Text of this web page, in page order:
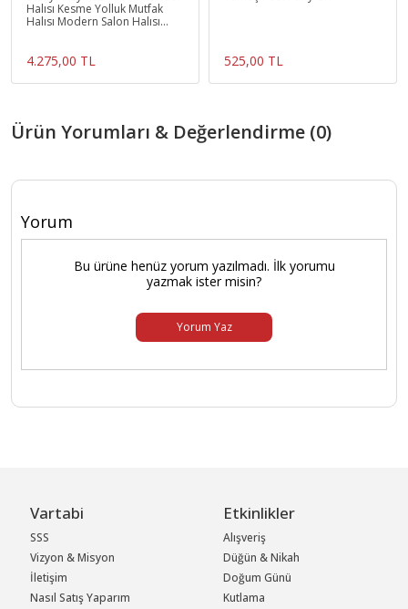
Halısı Kesme Yolluk Mutfak
Halısı Modern Salon Halısı
4.275,00 TL 525,00 TL
Ürün Yorumları & Değerlendirme (0)
Yorum
Bu ürüne henüz yorum yazılmadı. İlk yorumu
yazmak ister misin?
Yorum Yaz
Vartabi
SSS
Vizyon & Misyon
İletişim
Nasıl Satış Yaparım
Etkinlikler
Alışveriş
Düğün & Nikah
Doğum Günü
Kutlama